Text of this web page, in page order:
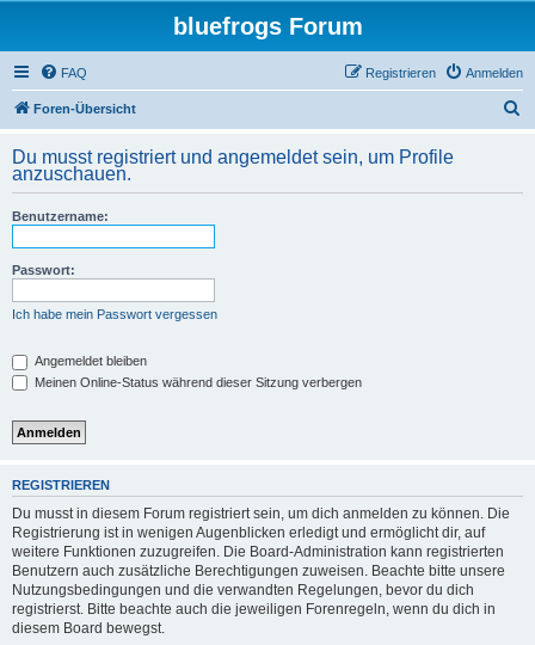
bluefrogs Forum
FAQ Anmelden
Registrieren
Foren-Übersicht
h
Du musst registriert und angemeldet sein, um Profile
anzuschauen.
Benutzername:
Passwort:
Ich habe mein Passwort vergessen
Angemeldet bleiben
Meinen Online-Status während dieser Sitzung verbergen
REGISTRIEREN
Du musst in diesem Forum registriert sein, um dich anmelden zu können. Die
Registrierung ist in wenigen Augenblicken erledigt und ermöglicht dir, auf
weitere Funktionen zuzugreifen. Die Board-Administration kann registrierten
Benutzern auch zusätzliche Berechtigungen zuweisen. Beachte bitte unsere
Nutzungsbedingungen und die verwandten Regelungen, bevor du dich
registrierst. Bitte beachte auch die jeweiligen Forenregeln, wenn du dich in
diesem Board bewegst.